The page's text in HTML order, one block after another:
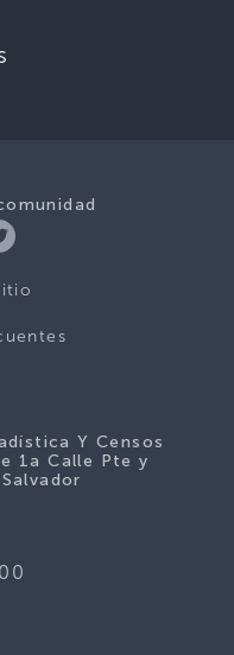
Y Censos
1a Calle Pte y